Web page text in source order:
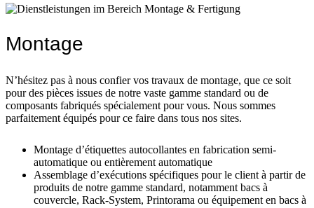
Montage
N’hésitez pas à nous confier vos travaux de montage, que ce soit
pour des pièces issues de notre vaste gamme standard ou de
composants fabriqués spécialement pour vous. Nous sommes
parfaitement équipés pour ce faire dans tous nos sites.
Montage d’étiquettes autocollantes en fabrication semi-
automatique ou entièrement automatique
Assemblage d’exécutions spécifiques pour le client à partir de
produits de notre gamme standard, notamment bacs à
couvercle, Rack-System, Printorama ou équipement en bacs à